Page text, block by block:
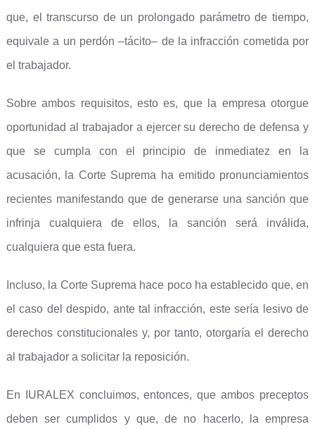
que, el transcurso de un prolongado parámetro de tiempo,
equivale a un perdón –tácito– de la infracción cometida por
el trabajador.
Sobre ambos requisitos, esto es, que la empresa otorgue
oportunidad al trabajador a ejercer su derecho de defensa y
que se cumpla con el principio de inmediatez en la
acusación, la Corte Suprema ha emitido pronunciamientos
recientes manifestando que de generarse una sanción que
infrinja cualquiera de ellos, la sanción será inválida,
cualquiera que esta fuera.
Incluso, la Corte Suprema hace poco ha establecido que, en
el caso del despido, ante tal infracción, este sería lesivo de
derechos constitucionales y, por tanto, otorgaría el derecho
al trabajador a solicitar la reposición.
En IURALEX concluimos, entonces, que ambos preceptos
deben ser cumplidos y que, de no hacerlo, la empresa